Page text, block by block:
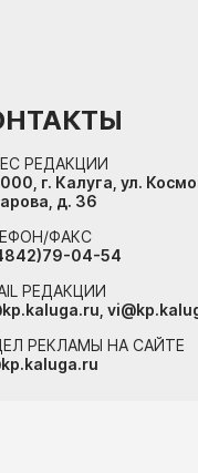
РЕДАКЦИИ
г. Калуга, ул.
д. 36
ФАКС
04-54
РЕДАКЦИИ
РЕКЛАМЫ НА САЙТЕ